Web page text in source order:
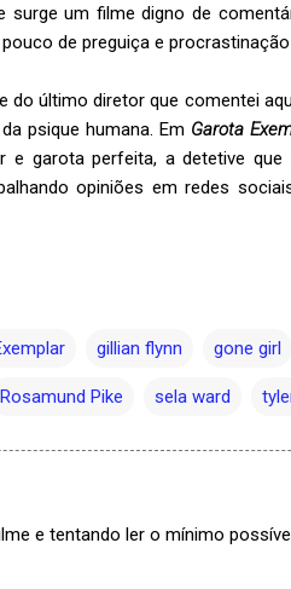
um filme digno de
de preguiça e
último diretor que comentei
psique humana. Em Garota
e garota perfeita, a detetive
opiniões em redes
gillian flynn gone girl
Rosamund Pike sela ward
e tentando ler o mínimo